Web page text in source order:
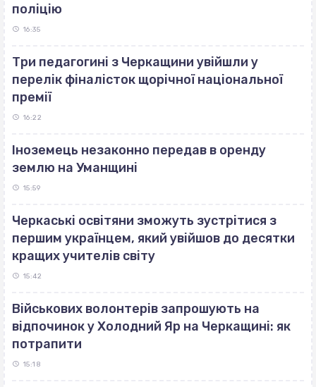
поліцію
16:35
Три педагогині з Черкащини увійшли у
перелік фіналісток щорічної національної
премії
16:22
Іноземець незаконно передав в оренду
землю на Уманщині
15:59
Черкаські освітяни зможуть зустрітися з
першим українцем, який увійшов до десятки
кращих учителів світу
15:42
Військових волонтерів запрошують на
відпочинок у Холодний Яр на Черкащині: як
потрапити
15:18